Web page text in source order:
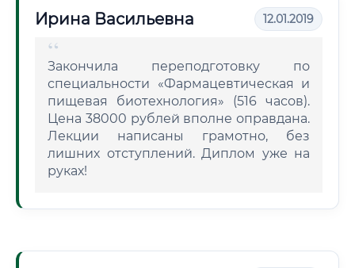
Ирина Васильевна 12.01.2019
Закончила переподготовку по
специальности «Фармацевтическая и
пищевая биотехнология» (516 часов).
Цена 38000 рублей вполне оправдана.
Лекции написаны грамотно, без
лишних отступлений. Диплом уже на
руках!